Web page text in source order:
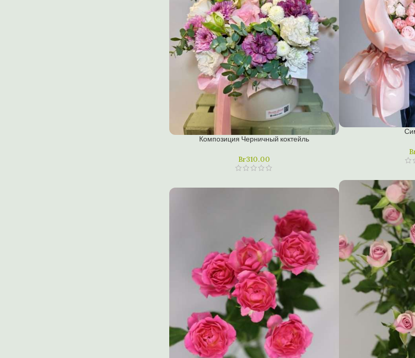
Композиция Черничный коктейль
Br310.00